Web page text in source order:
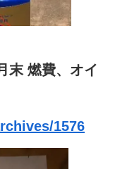
燃費、オイ
1576